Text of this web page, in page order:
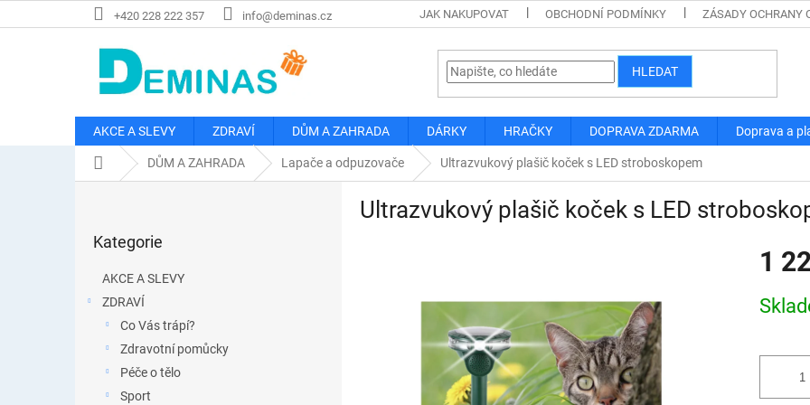
na
+420 228 222 357 info@deminas.cz JAK NAKUPOVAT OBCHODNÍ PODMÍNKY ZÁSADY OCHRANY
HLEDAT
AKCE A SLEVY ZDRAVÍ DŮM A ZAHRADA DÁRKY HRAČKY DOPRAVA ZDARMA Doprava a
Domů DŮM A ZAHRADA Lapače a odpuzovače Ultrazvukový plašič koček s LED stroboskopem
kategorie
Kategorie
AKCE A SLEVY
ZDRAVÍ
Co Vás trápí?
Zdravotní pomůcky
Péče o tělo
Sport
Ultrazvukový plašič koček s LED
1
cena: